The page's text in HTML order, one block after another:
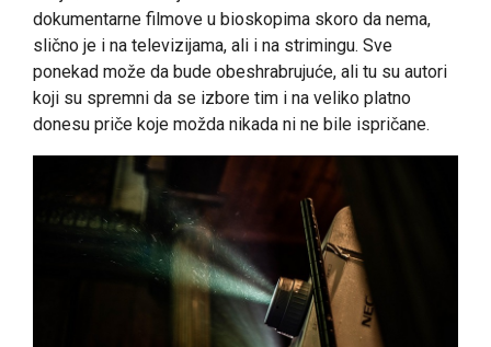
dokumentarne filmove u bioskopima skoro da nema,
slično je i na televizijama, ali i na strimingu. Sve
ponekad može da bude obeshrabrujuće, ali tu su autori
koji su spremni da se izbore tim i na veliko platno
donesu priče koje možda nikada ni ne bile ispričane.